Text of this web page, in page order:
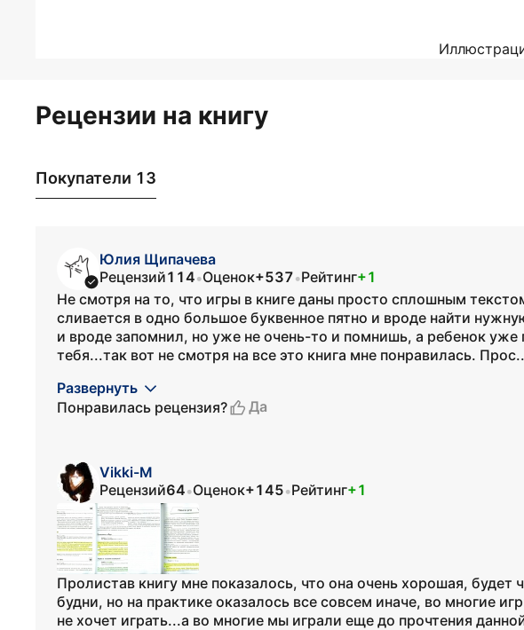
Рецензии на книгу
Покупатели 13
Юлия Щипачева
Рецензий114•Оценок+537•Рейтинг+1
Не смотря на то, что игры в книге даны просто сплошным
сливается в одно большое буквенное пятно и вроде найти
и вроде запомнил, но уже не очень-то и помнишь, а ребенок уже
тебя...так вот не смотря на все это книга мне понравилась.
Развернуть
Понравилась рецензия?
Да
Vikki-M
Рецензий64•Оценок+145•Рейтинг+1
Пролистав книгу мне показалось, что она очень хорошая, будет
будни, но на практике оказалось все совсем иначе, во многие
не хочет играть...а во многие мы играли еще до прочтения